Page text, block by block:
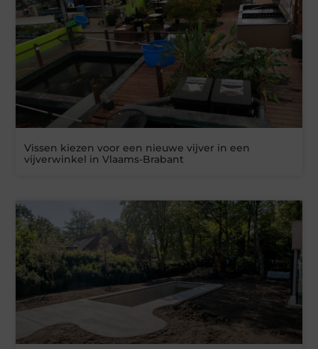
Vissen kiezen voor een nieuwe vijver in een
vijverwinkel in Vlaams-Brabant